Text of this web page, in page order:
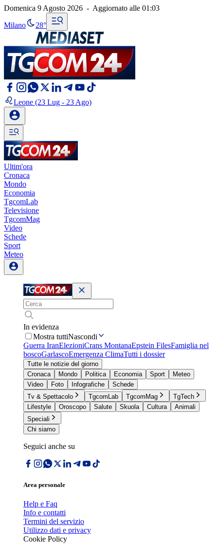
Domenica 9 Agosto 2026 - Aggiornato alle 01:03
Milano 28°
Leone (23 Lug - 23 Ago)
Ultim'ora
Cronaca
Mondo
Economia
TgcomLab
Televisione
TgcomMag
Video
Schede
Sport
Meteo
In evidenza
Mostra tuttiNascondi
Guerra IranElezioniCrans MontanaEpstein FilesFamiglia nel
boscoGarlascoEmergenza ClimaTutti i dossier
Tutte le notizie del giorno
Cronaca
Mondo Politica Economia Sport
Meteo
Video
Foto Infografiche
Schede
Tv & Spettacolo
TgcomLab TgcomMag
TgTech
Lifestyle
Oroscopo Salute Skuola Cultura
Animali
Speciali
Chi siamo
Seguici anche su
Area personale
Help e Faq
Info e contatti
Termini del servizio
Utilizzo dati e privacy
Cookie Policy